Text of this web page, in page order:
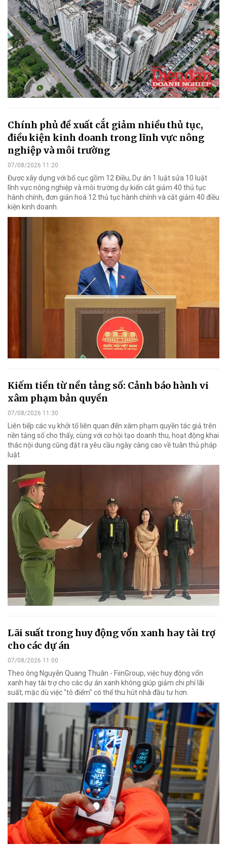
Chính phủ đề xuất cắt giảm nhiều thủ tục,
điều kiện kinh doanh trong lĩnh vực nông
nghiệp và môi trường
07/08/2026 11:20
Được xây dựng với bố cục gồm 12 Điều, Dự án 1 luật sửa 10 luật
lĩnh vực nông nghiệp và môi trường dự kiến cắt giảm 40 thủ tục
hành chính, đơn giản hoá 12 thủ tục hành chính và cắt giảm 40 điều
kiện kinh doanh.
Kiếm tiền từ nền tảng số: Cảnh báo hành vi
xâm phạm bản quyền
07/08/2026 11:30
Liên tiếp các vụ khởi tố liên quan đến xâm phạm quyền tác giả trên
nền tảng số cho thấy, cùng với cơ hội tạo doanh thu, hoạt động khai
thác nội dung cũng đặt ra yêu cầu ngày càng cao về tuân thủ pháp
luật.
Lãi suất trong huy động vốn xanh hay tài trợ
cho các dự án
07/08/2026 11:00
Theo ông Nguyễn Quang Thuân - FiinGroup, việc huy động vốn
xanh hay tài trợ cho các dự án xanh không giúp giảm chi phí lãi
suất; mặc dù việc "tô điểm" có thể thu hút nhà đầu tư hơn.